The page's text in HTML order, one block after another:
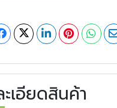
เอียดสินค้า